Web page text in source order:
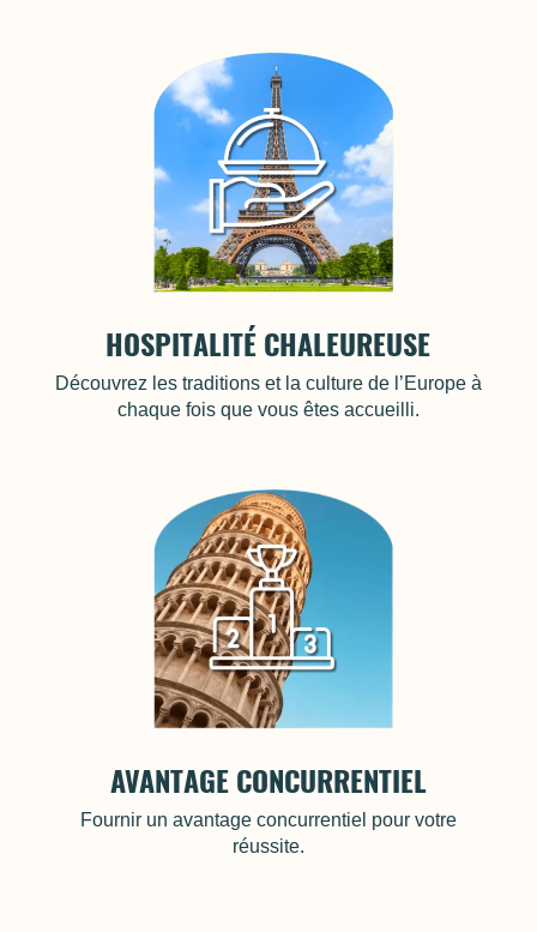
HOSPITALITÉ CHALEUREUSE
Découvrez les traditions et la culture de l’Europe à
chaque fois que vous êtes accueilli.
AVANTAGE CONCURRENTIEL
Fournir un avantage concurrentiel pour votre
réussite.